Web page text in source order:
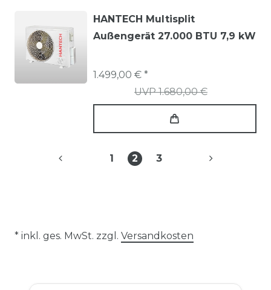
HANTECH Multisplit
Außengerät 27.000 BTU 7,9 kW
UVP 1.680,00 €
1.499,00 € *
1 2 3
* inkl. ges. MwSt. zzgl. Versandkosten